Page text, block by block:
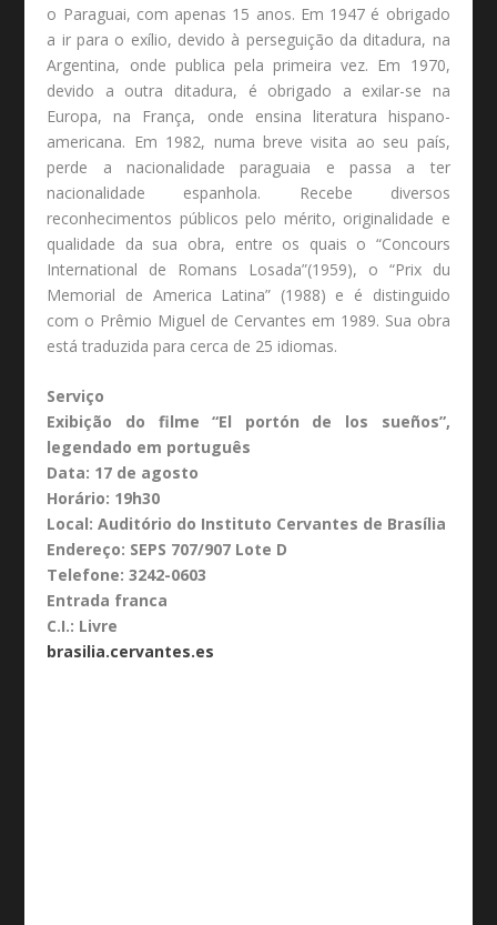
o Paraguai, com apenas 15 anos. Em 1947 é obrigado
a ir para o exílio, devido à perseguição da ditadura, na
Argentina, onde publica pela primeira vez. Em 1970,
devido a outra ditadura, é obrigado a exilar-se na
Europa, na França, onde ensina literatura hispano-
americana. Em 1982, numa breve visita ao seu país,
perde a nacionalidade paraguaia e passa a ter
nacionalidade espanhola. Recebe diversos
reconhecimentos públicos pelo mérito, originalidade e
qualidade da sua obra, entre os quais o “Concours
International de Romans Losada”(1959), o “Prix du
Memorial de America Latina” (1988) e é distinguido
com o Prêmio Miguel de Cervantes em 1989. Sua obra
está traduzida para cerca de 25 idiomas.
Serviço
Exibição do filme “El portón de los sueños”,
legendado em português
Data: 17 de agosto
Horário: 19h30
Local: Auditório do Instituto Cervantes de Brasília
Endereço: SEPS 707/907 Lote D
Telefone: 3242-0603
Entrada franca
C.I.: Livre
brasilia.cervantes.es